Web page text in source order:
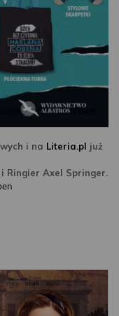
i na Literia.pl już
Ringier Axel Springer.